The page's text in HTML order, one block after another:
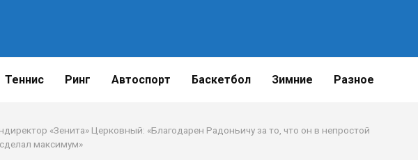
Теннис Ринг Автоспорт Баскетбол Зимние Разное
«Зенита» Церковный: «Благодарен Радоньичу за то, что он в непростой
максимум»